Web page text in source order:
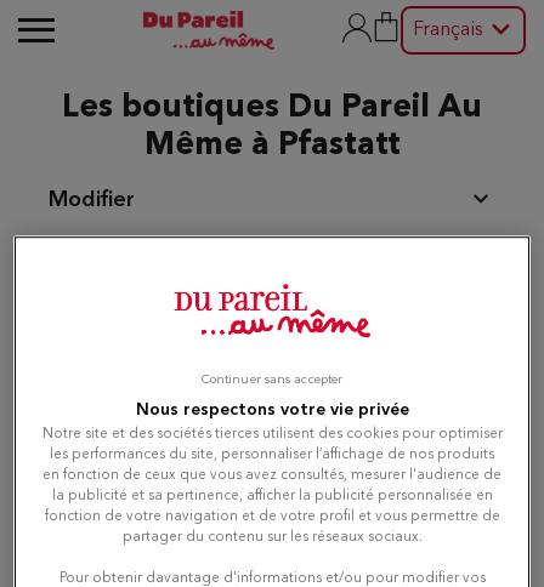
Français
Les boutiques Du Pareil Au
Même à Pfastatt
Modifier
Carte
4.49 km
Du Pareil au même MULHOUSE
5-7-9 RUE MERCIERE
68100 MULHOUSE
Ouvert 10:00 - 19:00
Téléphone
Nous respectons votre vie privée
Notre site et des sociétés tierces utilisent des cookies pour optimiser
les performances du site, personnaliser l’affichage de nos produits
en fonction de ceux que vous avez consultés, mesurer l'audience de
la publicité et sa pertinence, afficher la publicité personnalisée en
fonction de votre navigation et de votre profil et vous permettre de
partager du contenu sur les réseaux sociaux.
Pour obtenir davantage d'informations et/ou pour modifier vos
Continuer sans accepter